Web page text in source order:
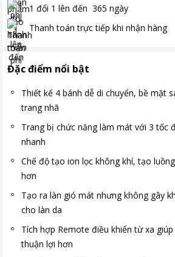
1 đổi 1 lên đến 365 ngày
Thanh toán trực tiếp khi nhận hàng
Đặc điểm nổi bật
Thiết kế 4 bánh dễ di chuyển, bề mặt
trang nhã
Trang bị chức năng làm mát với 3 tốc
nhanh
Chế độ tạo ion lọc không khí, tạo
hơn
Tạo ra làn gió mát nhưng không gây
cho làn da
Tích hợp Remote điều khiển từ xa
thuận lợi hơn